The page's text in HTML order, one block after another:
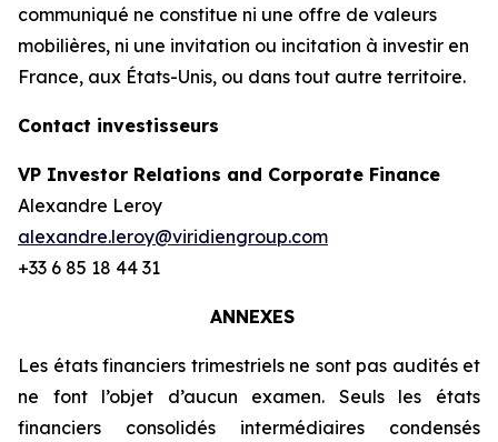
communiqué ne constitue ni une offre de valeurs
mobilières, ni une invitation ou incitation à investir en
France, aux États-Unis, ou dans tout autre territoire.
Contact investisseurs
VP Investor Relations and Corporate Finance
Alexandre Leroy
alexandre.leroy@viridiengroup.com
+33 6 85 18 44 31
ANNEXES
Les états financiers trimestriels ne sont pas audités et
ne font l’objet d’aucun examen. Seuls les états
financiers consolidés intermédiaires condensés